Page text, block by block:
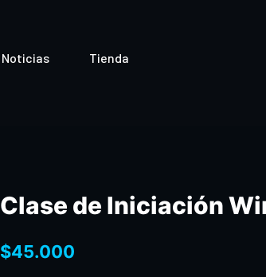
Noticias Tienda
Clase de Iniciación
$45.000